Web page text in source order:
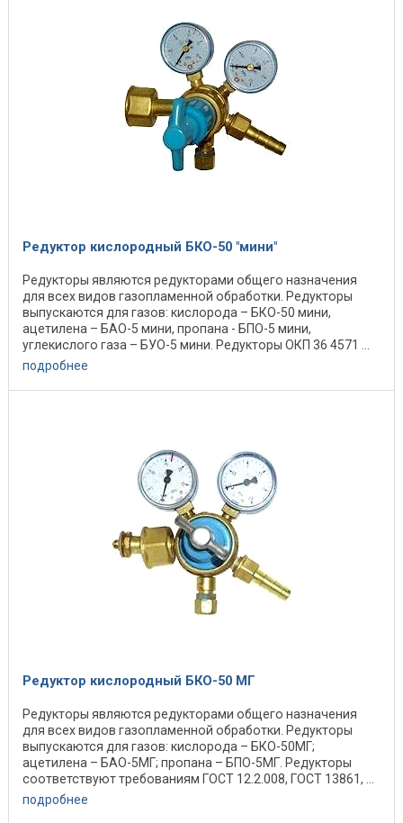
Редуктор кислородный БКО-50 "мини"
Редукторы являются редукторами общего назначения
для всех видов газопламенной обработки. Редукторы
выпускаются для газов: кислорода – БКО-50 мини,
ацетилена – БАО-5 мини, пропана - БПО-5 мини,
углекислого газа – БУО-5 мини. Редукторы ОКП 36 4571 ...
подробнее
Редуктор кислородный БКО-50 МГ
Редукторы являются редукторами общего назначения
для всех видов газопламенной обработки. Редукторы
выпускаются для газов: кислорода – БКО-50МГ;
ацетилена – БАО-5МГ; пропана – БПО-5МГ. Редукторы
соответствуют требованиям ГОСТ 12.2.008, ГОСТ 13861, ...
подробнее